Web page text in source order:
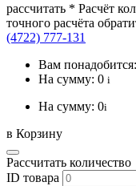
рассчитать * Расчёт
точного расчёта
(4722) 777-131
Вам понадобится:
На сумму: 0 i
На сумму: 0i
в Корзину
Рассчитать количество
ID товара